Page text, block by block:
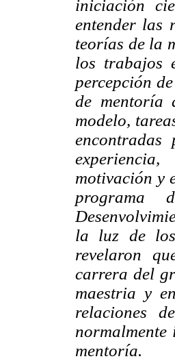
iniciación
entender las
teorías de la
los trabajos
percepción
de mentoría
modelo,
motivación y
programa
la luz de los
revelaron
carrera del
maestria y
relaciones
normalmente
mentoría.